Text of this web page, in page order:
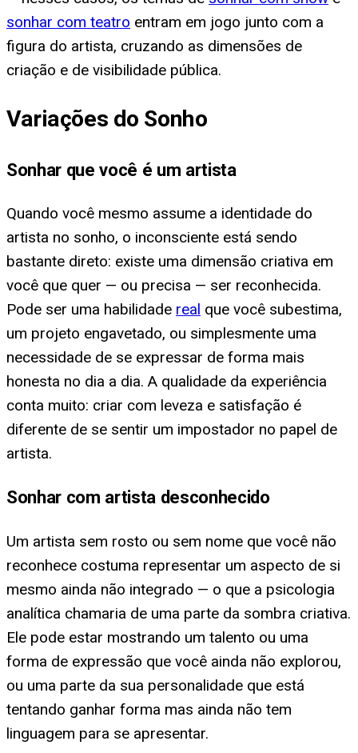
sonhar com teatro entram em jogo junto com a
figura do artista, cruzando as dimensões de
criação e de visibilidade pública.
Variações do Sonho
Sonhar que você é um artista
Quando você mesmo assume a identidade do
artista no sonho, o inconsciente está sendo
bastante direto: existe uma dimensão criativa em
você que quer — ou precisa — ser reconhecida.
Pode ser uma habilidade real que você subestima,
um projeto engavetado, ou simplesmente uma
necessidade de se expressar de forma mais
honesta no dia a dia. A qualidade da experiência
conta muito: criar com leveza e satisfação é
diferente de se sentir um impostador no papel de
artista.
Sonhar com artista desconhecido
Um artista sem rosto ou sem nome que você não
reconhece costuma representar um aspecto de si
mesmo ainda não integrado — o que a psicologia
analítica chamaria de uma parte da sombra criativa.
Ele pode estar mostrando um talento ou uma
forma de expressão que você ainda não explorou,
ou uma parte da sua personalidade que está
tentando ganhar forma mas ainda não tem
linguagem para se apresentar.